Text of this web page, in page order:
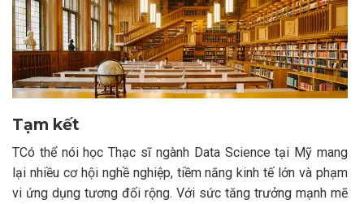
Tạm kết
TCó thể nói học Thạc sĩ ngành Data Science tại Mỹ mang
lại nhiều cơ hội nghề nghiệp, tiềm năng kinh tế lớn và phạm
vi ứng dụng tương đối rộng. Với sức tăng trưởng mạnh mẽ